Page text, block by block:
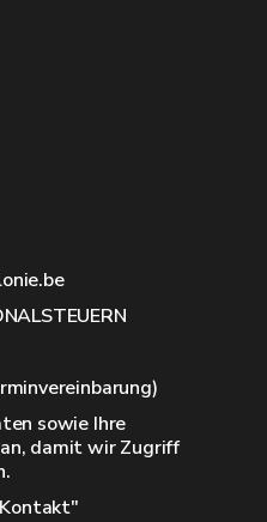
sowie Ihre
damit wir Zugriff